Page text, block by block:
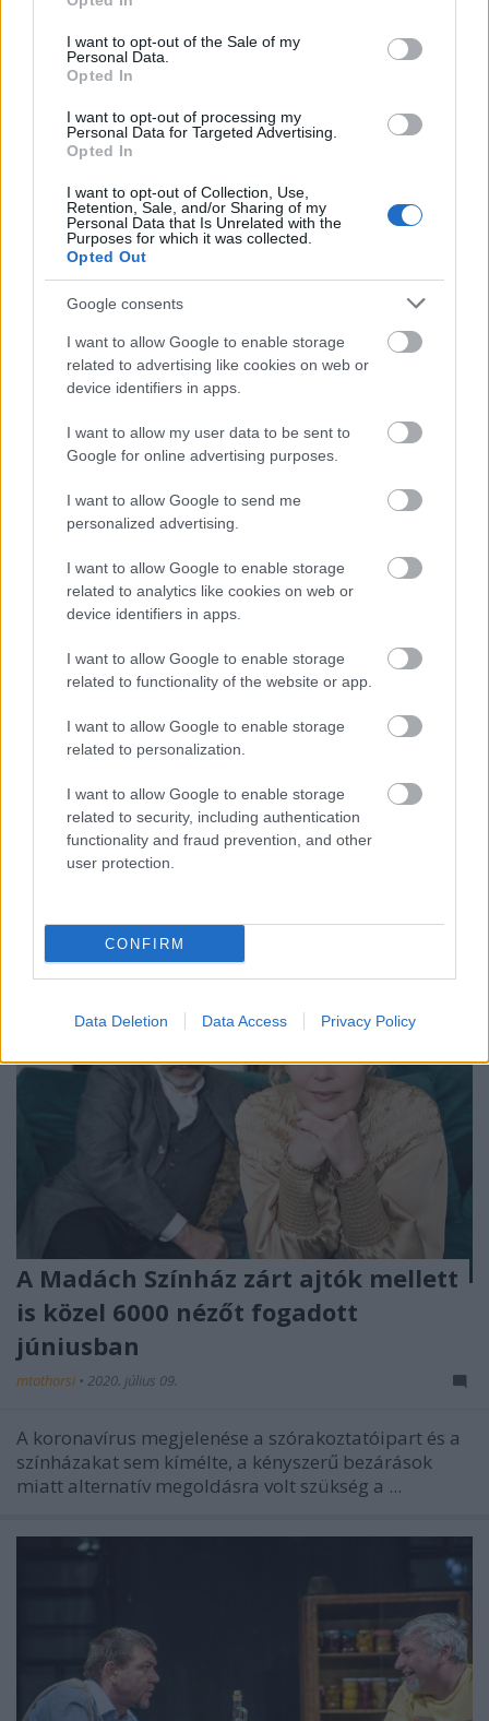
use your data for below specified purposes in below Google
consent section.
I want to opt-out of the Sale of my
Personal Data.
Opted In
I want to opt-out of processing my
Personal Data for Targeted Advertising.
Opted In
I want to opt-out of Collection, Use,
Retention, Sale, and/or Sharing of my
Personal Data that Is Unrelated with the
Purposes for which it was collected.
Opted Out
Google consents
I want to allow Google to enable storage
related to advertising like cookies on web or
device identifiers in apps.
I want to allow my user data to be sent to
Google for online advertising purposes.
I want to allow Google to send me
personalized advertising.
I want to allow Google to enable storage
related to analytics like cookies on web or
device identifiers in apps.
I want to allow Google to enable storage
related to functionality of the website or app.
I want to allow Google to enable storage
related to personalization.
I want to allow Google to enable storage
related to security, including authentication
functionality and fraud prevention, and other
user protection.
CONFIRM
Data Deletion Data Access Privacy Policy
„Csonka évadot zárni nem felemelő
érzés"
mtothorsi•2020. július 15.
Megtartotta évadzáró társulati ülését a Tomcsa
Sándor Színház. A világjárvány próbára tette az
"Csak engedjenek át a határon,
jövünk!"
mtothorsi 2020. július 13.
Augusztus 21. és 29. között, a tervezett és már
meghirdetett versenyprogrammal, magas művészi
A Madách Színház zárt ajtók mellett
is közel 6000 nézőt fogadott
júniusban
mtothorsi • 2020. július 09.
A koronavírus megjelenése a szórakoztatóipart és a
színházakat sem kímélte, a kényszerű bezárások
miatt alternatív megoldásra volt szükség a ...